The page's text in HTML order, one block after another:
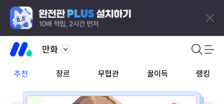
만화
추천 장르 무협관 꿀이득 랭킹